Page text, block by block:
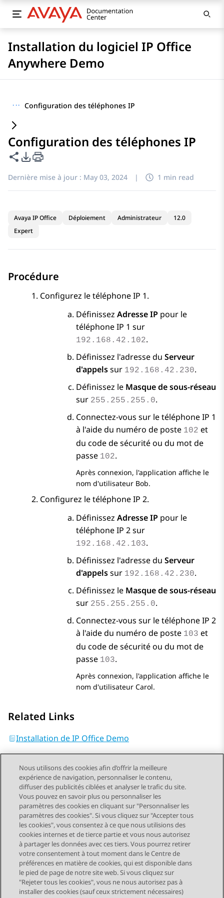
Installation du logiciel IP Office
Anywhere Demo
··· Configuration des téléphones IP
Configuration des téléphones IP
Partager cette page
Options d'exportation PDF
Dernière mise à jour : May 03, 2024 | 1 min read
Avaya IP Office Déploiement Administrateur
12.0
Expert
Procédure
Configurez le téléphone IP 1.
Définissez Adresse IP pour le
téléphone IP 1 sur
192.168.42.102.
Définissez l'adresse du Serveur
d'appelssur 192.168.42.230.
Définissez le Masque de sous-réseau
sur 255.255.255.0.
Connectez-vous sur le téléphone IP 1
à l'aide du numéro de poste 102 et
du code de sécurité ou du mot de
passe 102.
Après connexion, l'application affiche le
nom d'utilisateur Bob.
Configurez le téléphone IP 2.
Définissez Adresse IP pour le
téléphone IP 2 sur
192.168.42.103.
Définissez l'adresse du Serveur
d'appelssur 192.168.42.230.
Définissez le Masque de sous-réseau
sur 255.255.255.0.
Connectez-vous sur le téléphone IP 2
à l'aide du numéro de poste 103 et
du code de sécurité ou du mot de
passe 103.
Après connexion, l'application affiche le
nom d'utilisateur Carol.
Related Links
Installation de IP Office Demo
Send Feedback
Navigation par sujet
Sujet précédent Sujet suivant
STAY CONNECTED
Nous utilisons des cookies afin d’offrir la meilleure
expérience de navigation, personnaliser le contenu,
diffuser des publicités ciblées et analyser le trafic du site.
Vous pouvez en savoir plus ou personnaliser les
paramètres des cookies en cliquant sur "Personnaliser les
paramètres des cookies". Si vous cliquez sur "Accepter tous
les cookies", vous consentez à ce que nous utilisions des
cookies internes et de tierce partie et vous nous autorisez
à partager les données avec ces tiers. Vous pourrez retirer
votre consentement à tout moment dans le Centre de
préférences en matière de cookies, qui est disponible dans
le pied de page de notre site web. Si vous cliquez sur
"Rejeter tous les cookies", vous ne nous autorisez pas à
installer des cookies (sauf ceux strictement nécessaires)